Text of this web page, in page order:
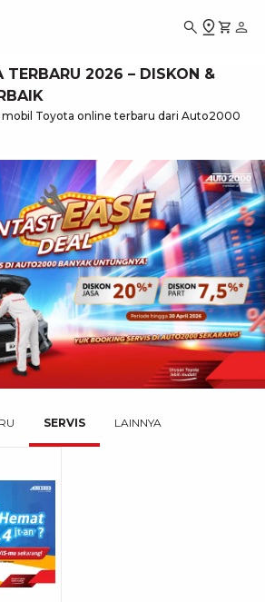
TERBARU 2026 – DISKON &
Toyota online terbaru dari Auto2000
SERVIS LAINNYA